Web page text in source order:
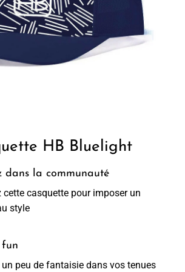
HB Bluelight
dans la communauté
cette casquette pour imposer un
style
fun
un peu de fantaisie dans vos tenues